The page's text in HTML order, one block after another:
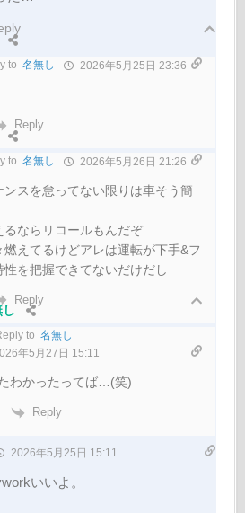
to 名無し 2026年5月25日 23:36
Reply
to 名無し 2026年5月26日 21:26
ンスを怠ってない限りは車そう簡
るならリコールもんだぞ
えてるけどアレは運転が下手&フ
性を把握できてないだけだし
Reply
to 名無し
年5月27日 15:11
わかったってば…(笑)
Reply
2026年5月25日 15:11
いいよ。